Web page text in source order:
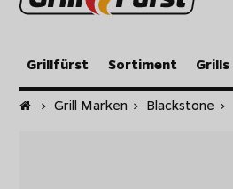
Grillfürst Sortiment Grills
Startseite
> Grill Marken > Blackstone >